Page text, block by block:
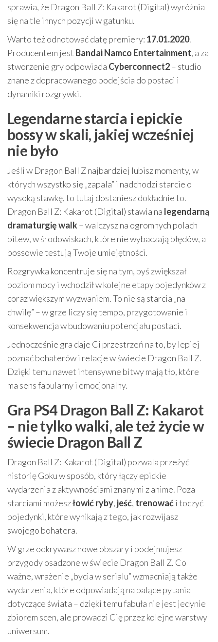
sprawia, że Dragon Ball Z: Kakarot (Digital) wyróżnia
się na tle innych pozycji w gatunku.
Warto też odnotować datę premiery: 17.01.2020.
Producentem jest Bandai Namco Entertainment, a za
stworzenie gry odpowiada Cyberconnect2– studio
znane z dopracowanego podejścia do postaci i
dynamiki rozgrywki.
Legendarne starcia i epickie
bossy w skali, jakiej wcześniej
nie było
Jeśli w Dragon Ball Z najbardziej lubisz momenty, w
których wszystko się „zapala” i nadchodzi starcie o
wysoką stawkę, to tutaj dostaniesz dokładnie to.
Dragon Ball Z: Kakarot (Digital) stawia na legendarną
dramaturgię walk– walczysz na ogromnych polach
bitew, w środowiskach, które nie wybaczają błędów, a
bossowie testują Twoje umiejętności.
Rozgrywka koncentruje się na tym, byś zwiększał
poziom mocy i wchodził w kolejne etapy pojedynków z
coraz większym wyzwaniem. To nie są starcia „na
chwilę” – w grze liczy się tempo, przygotowanie i
konsekwencja w budowaniu potencjału postaci.
Jednocześnie gra daje Ci przestrzeń na to, by lepiej
poznać bohaterów i relacje w świecie Dragon Ball Z.
Dzięki temu nawet intensywne bitwy mają tło, które
ma sens fabularny i emocjonalny.
Gra PS4 Dragon Ball Z: Kakarot
– nie tylko walki, ale też życie w
świecie Dragon Ball Z
Dragon Ball Z: Kakarot (Digital) pozwala przeżyć
historię Goku w sposób, który łączy epickie
wydarzenia z aktywnościami znanymi z anime. Poza
starciami możeszłowić ryby, jeść, trenowaći toczyć
pojedynki, które wynikają z tego, jak rozwijasz
swojego bohatera.
W grze odkrywasz nowe obszary i podejmujesz
przygody osadzone w świecie Dragon Ball Z. Co
ważne, wrażenie „bycia w serialu” wzmacniają także
wydarzenia, które odpowiadają na palące pytania
dotyczące świata – dzięki temu fabuła nie jest jedynie
zbiorem scen, ale prowadzi Cię przez kolejne warstwy
uniwersum.